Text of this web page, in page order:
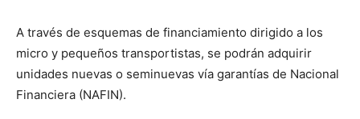
A través de esquemas de financiamiento dirigido a los
micro y pequeños transportistas, se podrán adquirir
unidades nuevas o seminuevas vía garantías de Nacional
Financiera (NAFIN).